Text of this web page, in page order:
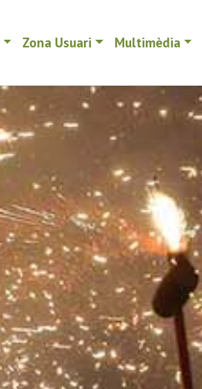
Zona Usuari Multimèdia